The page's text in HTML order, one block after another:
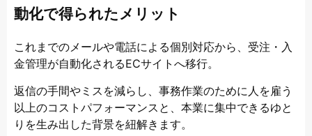
動化で得られたメリット
これまでのメールや電話による個別対応から、受注・入
金管理が自動化されるECサイトへ移行。
返信の手間やミスを減らし、事務作業のために人を雇う
以上のコストパフォーマンスと、本業に集中できるゆと
りを生み出した背景を紐解きます。